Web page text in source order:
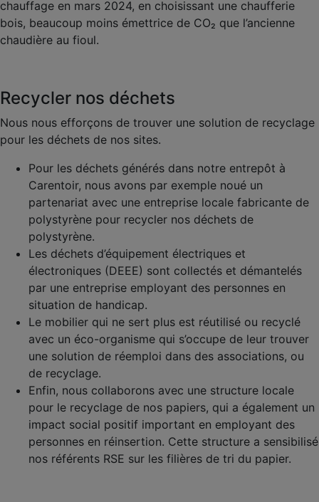
chauffage en mars 2024, en choisissant une chaufferie
bois, beaucoup moins émettrice de CO₂ que l’ancienne
chaudière au fioul.
Recycler nos déchets
Nous nous efforçons de trouver une solution de recyclage
pour les déchets de nos sites.
Pour les déchets générés dans notre entrepôt à
Carentoir, nous avons par exemple noué un
partenariat avec une entreprise locale fabricante de
polystyrène pour recycler nos déchets de
polystyrène.
Les déchets d’équipement électriques et
électroniques (DEEE) sont collectés et démantelés
par une entreprise employant des personnes en
situation de handicap.
Le mobilier qui ne sert plus est réutilisé ou recyclé
avec un éco-organisme qui s’occupe de leur trouver
une solution de réemploi dans des associations, ou
de recyclage.
Enfin, nous collaborons avec une structure locale
pour le recyclage de nos papiers, qui a également un
impact social positif important en employant des
personnes en réinsertion. Cette structure a sensibilisé
nos référents RSE sur les filières de tri du papier.